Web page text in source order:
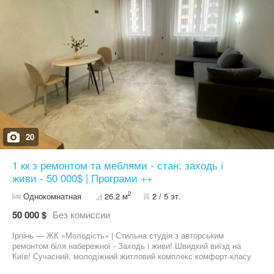
20
1 кк з ремонтом та меблями - стан: заходь і
живи - 50 000$ | Програми ++
Однокомнатная 26.2 м2 2 / 5 эт.
50 000 $ Без комиссии
Ірпінь — ЖК «Молодість» | Стильна студія з авторським
ремонтом біля набережної - Заходь і живи! Швидкий виїзд на
Київ! Сучасний, молодіжний житловий комплекс комфорт-класу